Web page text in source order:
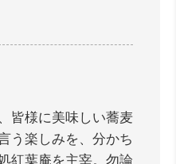
皆様に美味しい蕎麦
う楽しみを、分かち
紅葉庵を主宰。勿論